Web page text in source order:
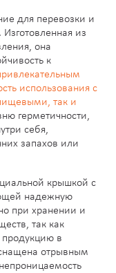
для перевозки и
из
она
к
использования с
так и
герметичности,
себя,
запахов или
крышкой с
надежную
при хранении и
так как
продукцию в
отрывным